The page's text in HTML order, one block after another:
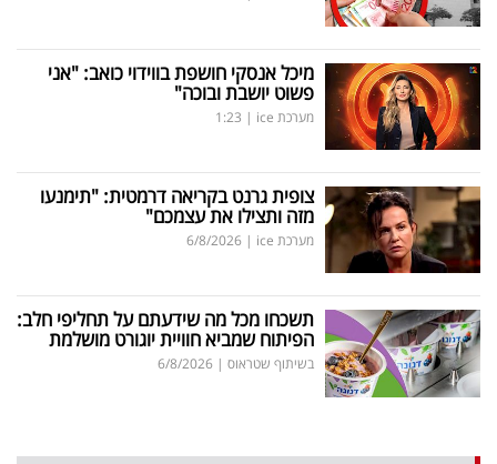
מיכל אנסקי חושפת בווידוי כואב: "אני
פשוט יושבת ובוכה"
מערכת ice |
1:23
צופית גרנט בקריאה דרמטית: "תימנעו
מזה ותצילו את עצמכם"
מערכת ice |
6/8/2026
תשכחו מכל מה שידעתם על תחליפי חלב:
הפיתוח שמביא חוויית יוגורט מושלמת
בשיתוף שטראוס |
6/8/2026